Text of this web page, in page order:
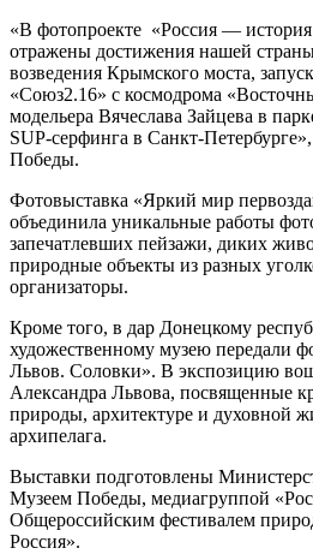
«В фотопроекте «Россия —
отражены достижения нашей
возведения Крымского моста,
«Союз2.16» с космодрома
модельера Вячеслава Зайцева в
SUP-серфинга в Санкт-
Победы.
Фотовыставка «Яркий мир
объединила уникальные работы
запечатлевших пейзажи, диких
природные объекты из разных
организаторы.
Кроме того, в дар Донецкому
художественному музею передали
Львов. Соловки». В экспозицию
Александра Львова, посвященные
природы, архитектуре и духовной
архипелага.
Выставки подготовлены
Музеем Победы, медиагруппой
Общероссийским фестивалем
Россия».